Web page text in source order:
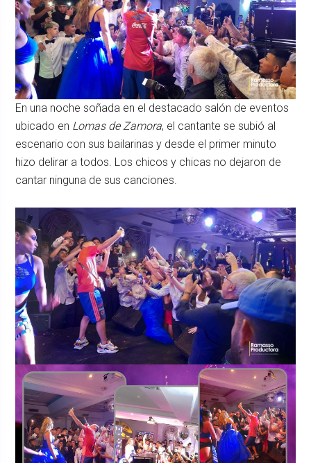
En una noche soñada en el destacado salón de eventos
ubicado en Lomas de Zamora, el cantante se subió al
escenario con sus bailarinas y desde el primer minuto
hizo delirar a todos. Los chicos y chicas no dejaron de
cantar ninguna de sus canciones.